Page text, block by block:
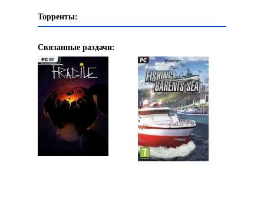
Торренты:
Связанные раздачи: